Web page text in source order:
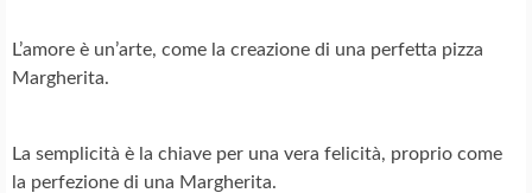
L’amore è un’arte, come la creazione di una perfetta pizza
Margherita.
La semplicità è la chiave per una vera felicità, proprio come
la perfezione di una Margherita.